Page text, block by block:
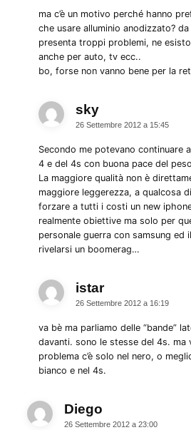
ma c’è un motivo perché hanno
che usare alluminio anodizzato?
presenta troppi problemi, ne
anche per auto, tv ecc..
bo, forse non vanno bene per la
skydice:
26 Settembre 2012 a 15:45
Secondo me potevano continuare
4 e del 4s con buona pace del
La maggiore qualità non è
maggiore leggerezza, a qualcosa
forzare a tutti i costi un new
realmente obiettive ma solo per
personale guerra con samsung ed
rivelarsi un boomerag…
istardice:
26 Settembre 2012 a 16:19
va bè ma parliamo delle “bande”
davanti. sono le stesse del 4s.
problema c’è solo nel nero, o
bianco e nel 4s.
Diego
26 Settembre 2012 a 23:00